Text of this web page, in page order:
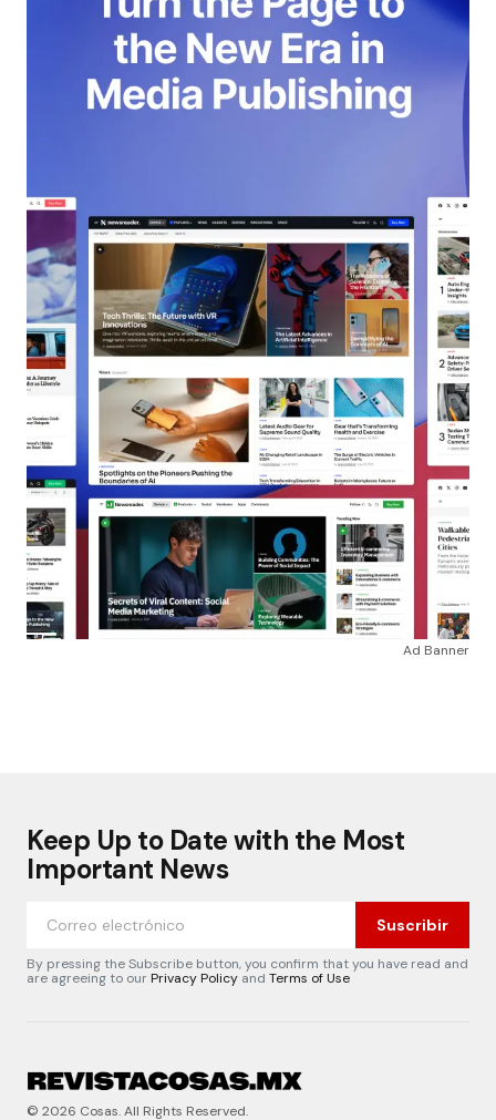
Ad Banner
Keep Up to Date with the Most
Important News
Suscribir
By pressing the Subscribe button, you confirm that you have read and
are agreeing to ourPrivacy Policy and Terms of Use
© 2026 Cosas. All Rights Reserved.